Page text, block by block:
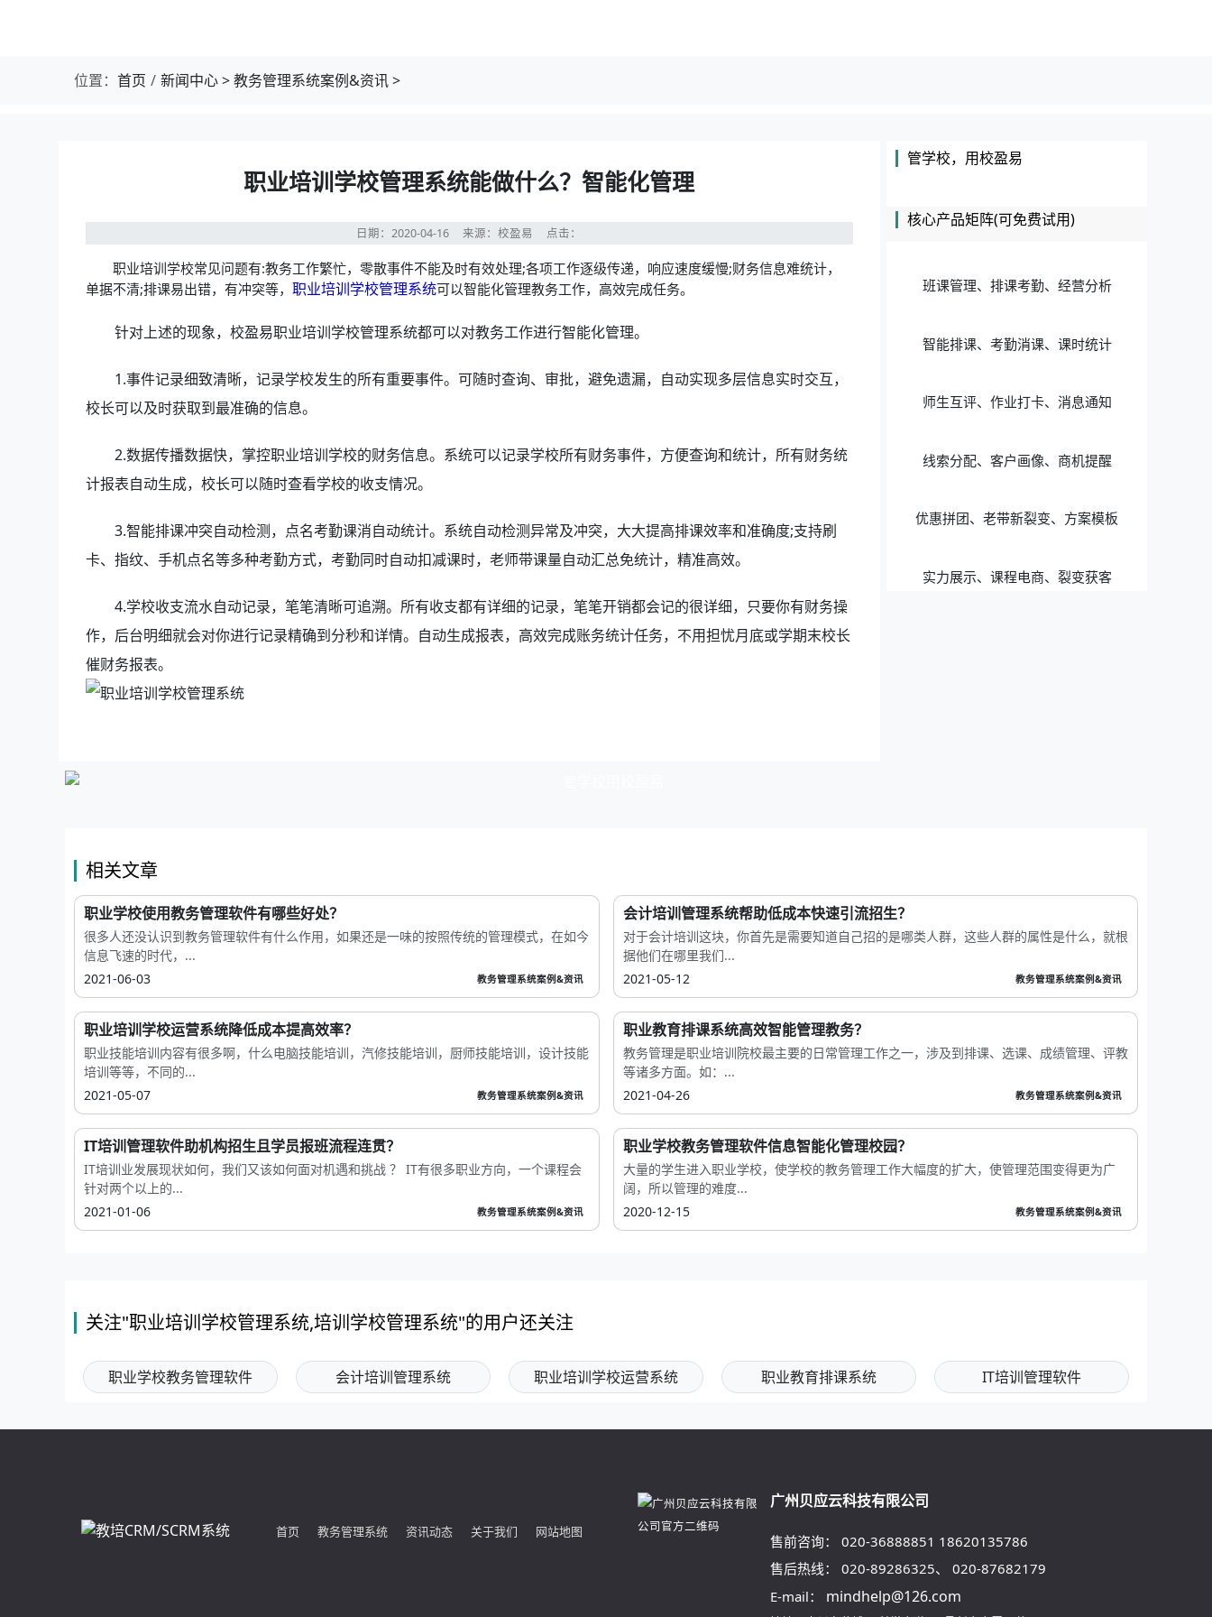
位置： 首页 新闻中心>教务管理系统案例&资讯>
职业培训学校管理系统能做什么？智能化管理
日期：2020-04-16来源：校盈易 点击：
职业培训学校常见问题有:教务工作繁忙，零散事件不能及时有效处理;各项工作逐级传递，响应速度缓慢;财务信息难统计，
单据不清;排课易出错，有冲突等， 职业培训学校管理系统可以智能化管理教务工作，高效完成任务。
针对上述的现象，校盈易职业培训学校管理系统都可以对教务工作进行智能化管理。
1.事件记录细致清晰，记录学校发生的所有重要事件。可随时查询、审批，避免遗漏，自动实现多层信息实时交互，
校长可以及时获取到最准确的信息。
2.数据传播数据快，掌控职业培训学校的财务信息。系统可以记录学校所有财务事件，方便查询和统计，所有财务统
计报表自动生成，校长可以随时查看学校的收支情况。
3.智能排课冲突自动检测，点名考勤课消自动统计。系统自动检测异常及冲突，大大提高排课效率和准确度;支持刷
卡、指纹、手机点名等多种考勤方式，考勤同时自动扣减课时，老师带课量自动汇总免统计，精准高效。
4.学校收支流水自动记录，笔笔清晰可追溯。所有收支都有详细的记录，笔笔开销都会记的很详细，只要你有财务操
作，后台明细就会对你进行记录精确到分秒和详情。自动生成报表，高效完成账务统计任务，不用担忧月底或学期末校长
催财务报表。
管学校，用校盈易
核心产品矩阵(可免费试用)
班课管理、排课考勤、经营分析
智能排课、考勤消课、课时统计
师生互评、作业打卡、消息通知
线索分配、客户画像、商机提醒
优惠拼团、老带新裂变、方案模板
实力展示、课程电商、裂变获客
相关文章
职业学校使用教务管理软件有哪些好处？
很多人还没认识到教务管理软件有什么作用，如果还是一味的按照传统的管理模式，在如今
信息飞速的时代，...
2021-06-03
教务管理系统案例&资讯
会计培训管理系统帮助低成本快速引流招生？
对于会计培训这块，你首先是需要知道自己招的是哪类人群，这些人群的属性是什么，就根
据他们在哪里我们...
2021-05-12
教务管理系统案例&资讯
职业培训学校运营系统降低成本提高效率？
职业技能培训内容有很多啊，什么电脑技能培训，汽修技能培训，厨师技能培训，设计技能
培训等等，不同的...
2021-05-07
教务管理系统案例&资讯
职业教育排课系统高效智能管理教务？
教务管理是职业培训院校最主要的日常管理工作之一，涉及到排课、选课、成绩管理、评教
等诸多方面。如：...
2021-04-26
教务管理系统案例&资讯
IT培训管理软件助机构招生且学员报班流程连贯？
IT培训业发展现状如何，我们又该如何面对机遇和挑战 ？ IT有很多职业方向，一个课程会
针对两个以上的...
2021-01-06
教务管理系统案例&资讯
职业学校教务管理软件信息智能化管理校园？
大量的学生进入职业学校，使学校的教务管理工作大幅度的扩大，使管理范围变得更为广
阔，所以管理的难度...
2020-12-15
教务管理系统案例&资讯
关注"职业培训学校管理系统,培训学校管理系统"的用户还关注
职业学校教务管理软件 会计培训管理系统 职业培训学校运营系统 职业教育排课系统 IT培训管理软件
首页 教务管理系统 资讯动态 关于我们 网站地图
广州贝应云科技有限公司
售前咨询： 020-36888851 18620135786
售后热线：
020-89286325、 020-87682179
E-mail：
mindhelp@126.com